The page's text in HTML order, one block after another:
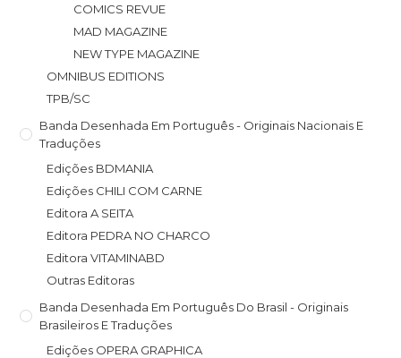
COMICS REVUE
MAD MAGAZINE
NEW TYPE MAGAZINE
OMNIBUS EDITIONS
TPB/SC
Banda Desenhada Em Português - Originais Nacionais E
Traduções
Edições BDMANIA
Edições CHILI COM CARNE
Editora A SEITA
Editora PEDRA NO CHARCO
Editora VITAMINABD
Outras Editoras
Banda Desenhada Em Português Do Brasil - Originais
Brasileiros E Traduções
Edições OPERA GRAPHICA